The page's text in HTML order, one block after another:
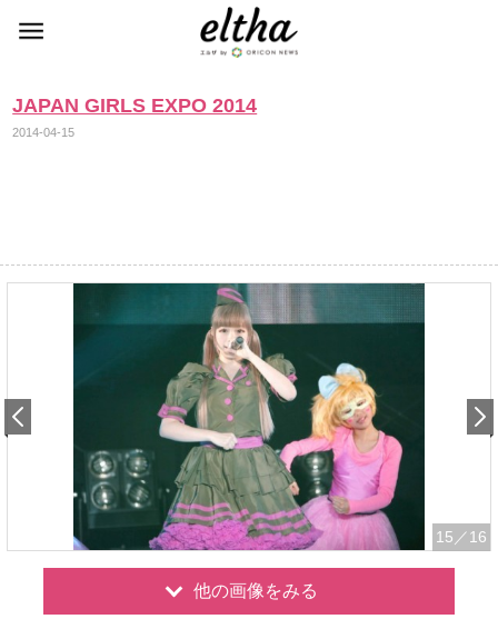
JAPAN GIRLS EXPO 2014
2014-04-15
15 ／16
他の画像をみる